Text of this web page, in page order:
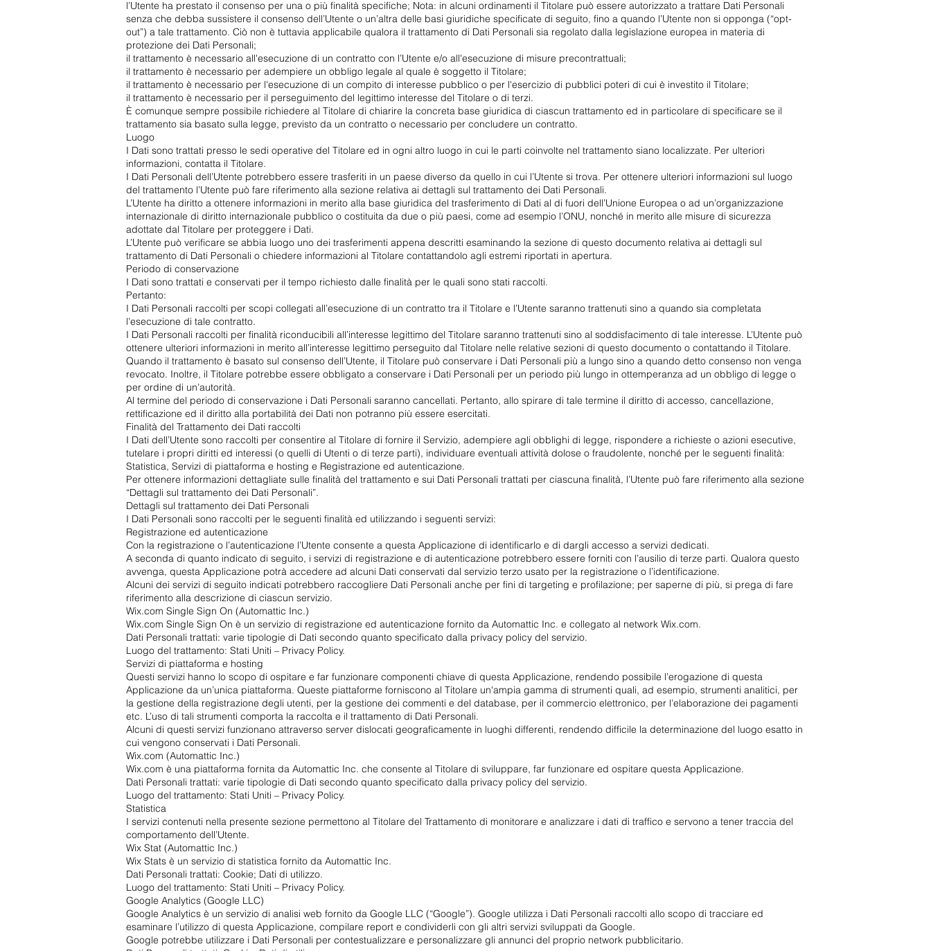
l’Utente ha prestato il consenso per una o più finalità specifiche; Nota: in alcuni ordinamenti il Titolare può essere autorizzato a trattare Dati Personali
senza che debba sussistere il consenso dell’Utente o un’altra delle basi giuridiche specificate di seguito, fino a quando l’Utente non si opponga (“opt-
out”) a tale trattamento. Ciò non è tuttavia applicabile qualora il trattamento di Dati Personali sia regolato dalla legislazione europea in materia di
protezione dei Dati Personali;
il trattamento è necessario all'esecuzione di un contratto con l’Utente e/o all'esecuzione di misure precontrattuali;
il trattamento è necessario per adempiere un obbligo legale al quale è soggetto il Titolare;
il trattamento è necessario per l'esecuzione di un compito di interesse pubblico o per l'esercizio di pubblici poteri di cui è investito il Titolare;
il trattamento è necessario per il perseguimento del legittimo interesse del Titolare o di terzi.
È comunque sempre possibile richiedere al Titolare di chiarire la concreta base giuridica di ciascun trattamento ed in particolare di specificare se il
trattamento sia basato sulla legge, previsto da un contratto o necessario per concludere un contratto.
Luogo
I Dati sono trattati presso le sedi operative del Titolare ed in ogni altro luogo in cui le parti coinvolte nel trattamento siano localizzate. Per ulteriori
informazioni, contatta il Titolare.
I Dati Personali dell’Utente potrebbero essere trasferiti in un paese diverso da quello in cui l’Utente si trova. Per ottenere ulteriori informazioni sul luogo
del trattamento l’Utente può fare riferimento alla sezione relativa ai dettagli sul trattamento dei Dati Personali.
L’Utente ha diritto a ottenere informazioni in merito alla base giuridica del trasferimento di Dati al di fuori dell’Unione Europea o ad un’organizzazione
internazionale di diritto internazionale pubblico o costituita da due o più paesi, come ad esempio l’ONU, nonché in merito alle misure di sicurezza
adottate dal Titolare per proteggere i Dati.
L’Utente può verificare se abbia luogo uno dei trasferimenti appena descritti esaminando la sezione di questo documento relativa ai dettagli sul
trattamento di Dati Personali o chiedere informazioni al Titolare contattandolo agli estremi riportati in apertura.
Periodo di conservazione
I Dati sono trattati e conservati per il tempo richiesto dalle finalità per le quali sono stati raccolti.
Pertanto:
I Dati Personali raccolti per scopi collegati all’esecuzione di un contratto tra il Titolare e l’Utente saranno trattenuti sino a quando sia completata
l’esecuzione di tale contratto.
I Dati Personali raccolti per finalità riconducibili all’interesse legittimo del Titolare saranno trattenuti sino al soddisfacimento di tale interesse. L’Utente può
ottenere ulteriori informazioni in merito all’interesse legittimo perseguito dal Titolare nelle relative sezioni di questo documento o contattando il Titolare.
Quando il trattamento è basato sul consenso dell’Utente, il Titolare può conservare i Dati Personali più a lungo sino a quando detto consenso non venga
revocato. Inoltre, il Titolare potrebbe essere obbligato a conservare i Dati Personali per un periodo più lungo in ottemperanza ad un obbligo di legge o
per ordine di un’autorità.
Al termine del periodo di conservazione i Dati Personali saranno cancellati. Pertanto, allo spirare di tale termine il diritto di accesso, cancellazione,
rettificazione ed il diritto alla portabilità dei Dati non potranno più essere esercitati.
Finalità del Trattamento dei Dati raccolti
I Dati dell’Utente sono raccolti per consentire al Titolare di fornire il Servizio, adempiere agli obblighi di legge, rispondere a richieste o azioni esecutive,
tutelare i propri diritti ed interessi (o quelli di Utenti o di terze parti), individuare eventuali attività dolose o fraudolente, nonché per le seguenti finalità:
Statistica, Servizi di piattaforma e hosting e Registrazione ed autenticazione.
Per ottenere informazioni dettagliate sulle finalità del trattamento e sui Dati Personali trattati per ciascuna finalità, l’Utente può fare riferimento alla sezione
“Dettagli sul trattamento dei Dati Personali”.
Dettagli sul trattamento dei Dati Personali
I Dati Personali sono raccolti per le seguenti finalità ed utilizzando i seguenti servizi:
Registrazione ed autenticazione
Con la registrazione o l’autenticazione l’Utente consente a questa Applicazione di identificarlo e di dargli accesso a servizi dedicati.
A seconda di quanto indicato di seguito, i servizi di registrazione e di autenticazione potrebbero essere forniti con l’ausilio di terze parti. Qualora questo
avvenga, questa Applicazione potrà accedere ad alcuni Dati conservati dal servizio terzo usato per la registrazione o l’identificazione.
Alcuni dei servizi di seguito indicati potrebbero raccogliere Dati Personali anche per fini di targeting e profilazione; per saperne di più, si prega di fare
riferimento alla descrizione di ciascun servizio.
Wix.com Single Sign On (Automattic Inc.)
Wix.com Single Sign On è un servizio di registrazione ed autenticazione fornito da Automattic Inc. e collegato al network Wix.com.
Dati Personali trattati: varie tipologie di Dati secondo quanto specificato dalla privacy policy del servizio.
Luogo del trattamento: Stati Uniti – Privacy Policy.
Servizi di piattaforma e hosting
Questi servizi hanno lo scopo di ospitare e far funzionare componenti chiave di questa Applicazione, rendendo possibile l’erogazione di questa
Applicazione da un’unica piattaforma. Queste piattaforme forniscono al Titolare un'ampia gamma di strumenti quali, ad esempio, strumenti analitici, per
la gestione della registrazione degli utenti, per la gestione dei commenti e del database, per il commercio elettronico, per l’elaborazione dei pagamenti
etc. L’uso di tali strumenti comporta la raccolta e il trattamento di Dati Personali.
Alcuni di questi servizi funzionano attraverso server dislocati geograficamente in luoghi differenti, rendendo difficile la determinazione del luogo esatto in
cui vengono conservati i Dati Personali.
Wix.com (Automattic Inc.)
Wix.com è una piattaforma fornita da Automattic Inc. che consente al Titolare di sviluppare, far funzionare ed ospitare questa Applicazione.
Dati Personali trattati: varie tipologie di Dati secondo quanto specificato dalla privacy policy del servizio.
Luogo del trattamento: Stati Uniti – Privacy Policy.
Statistica
I servizi contenuti nella presente sezione permettono al Titolare del Trattamento di monitorare e analizzare i dati di traffico e servono a tener traccia del
comportamento dell’Utente.
Wix Stat (Automattic Inc.)
Wix Stats è un servizio di statistica fornito da Automattic Inc.
Dati Personali trattati: Cookie; Dati di utilizzo.
Luogo del trattamento: Stati Uniti – Privacy Policy.
Google Analytics (Google LLC)
Google Analytics è un servizio di analisi web fornito da Google LLC (“Google”). Google utilizza i Dati Personali raccolti allo scopo di tracciare ed
esaminare l’utilizzo di questa Applicazione, compilare report e condividerli con gli altri servizi sviluppati da Google.
Google potrebbe utilizzare i Dati Personali per contestualizzare e personalizzare gli annunci del proprio network pubblicitario.